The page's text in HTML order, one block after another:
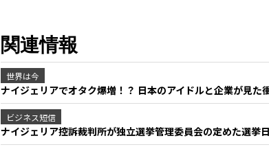
関連情報
世界は今
ナイジェリアでオタク爆増！？ 日本のアイドルと企業が見た
ビジネス短信
ナイジェリア控訴裁判所が独立選挙管理委員会の定めた選挙